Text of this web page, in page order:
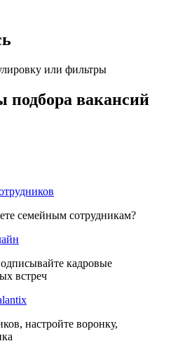
или фильтры
вакансий
семейным сотрудникам?
кадровые
встреч
настройте воронку,